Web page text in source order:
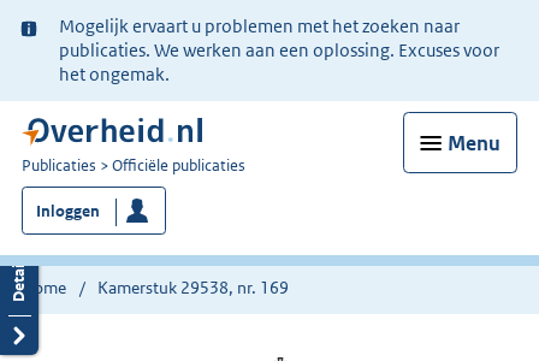
Ter
informatie:
Mogelijk ervaart u problemen met het zoeken naar
publicaties. We werken aan een oplossing. Excuses voor
het ongemak.
Menu
U
bent
nu
hier:
Publicaties Officiële publicaties
Inloggen
Home Kamerstuk 29538, nr. 169